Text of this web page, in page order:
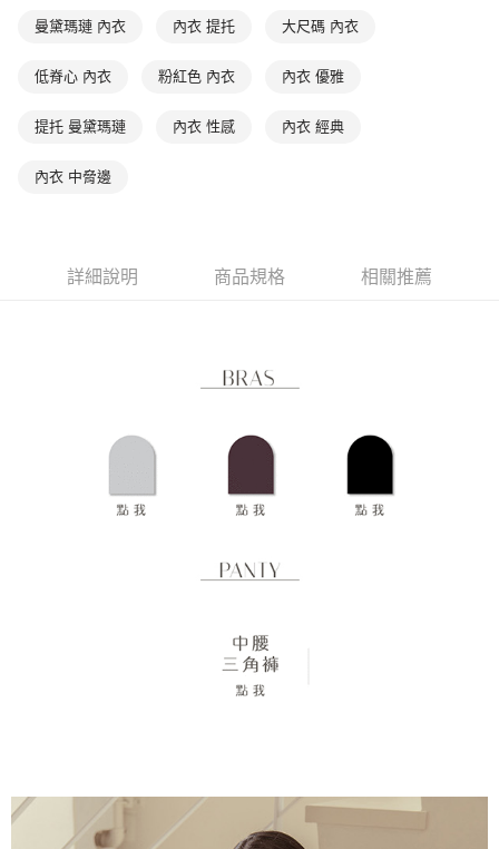
是否繳費成功／繳費後需取消欲退款等相關疑問，請聯繫「AFTEE先享後付
【注意事項】
易，需依本服務之必要範圍內提供個人資料，並將交易相關給付款項請求債
https://aftee.tw/terms/#terms3
時審查核予不同之上限額度；若仍有額度不足之情形，本公司將視審查結果
每筆NT$90，滿NT$1,000(含以上)免運費
7-11取貨付款
每筆NT$90，滿NT$1,000(含以上)免運費
離島宅配
件資料，逾期未確認訂單將自動取消)
曼黛瑪璉 內衣 內衣 提托 大尺碼 內衣
低脊心 內衣 粉紅色 內衣 內衣 優雅
提托 曼黛瑪璉 內衣 性感 內衣 經典
內衣 中脅邊
詳細說明 商品規格 相關推薦